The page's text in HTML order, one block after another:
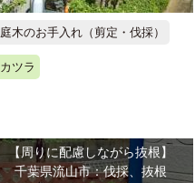
庭木のお手入れ（剪定・伐採）
カツラ
【周りに配慮しながら抜根】
千葉県流山市：伐採、抜根